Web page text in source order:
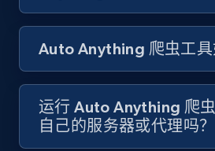
Youtube - Videos posts -
youtube videos by keyword
URL, Title, Youtuber, Youtuber
8K+ 713+
Auto Anything 爬虫工具
运行 Auto Anything 爬
自己的服务器或代理吗？